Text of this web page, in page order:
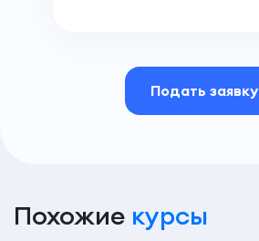
Подать заявку
Похожие курсы